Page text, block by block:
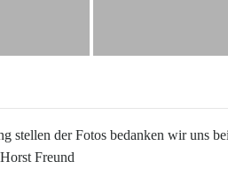
stellen der Fotos bedanken wir uns
Freund